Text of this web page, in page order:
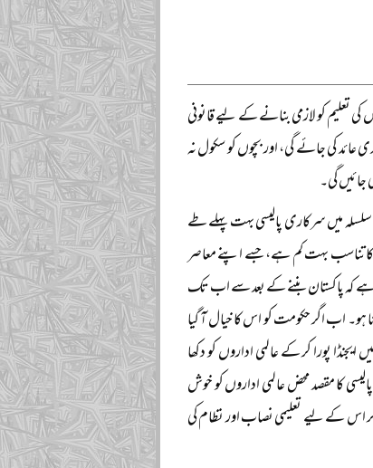
میں بچوں کی تعلیم کو لازمی بنانے کے لیے قانونی
عائد کی جائے گی، اور بچوں کو سکول نہ
گی۔
میں سرکاری پالیسی بہت پہلے طے
کا تناسب بہت کم ہے، جسے اپنے معاصر
کہ پاکستان بننے کے بعد سے اب تک
ہو۔ اب اگر حکومت کو اس کا خیال آ گیا
پورا کر کے عالمی اداروں کو دکھا
کا مقصد محض عالمی اداروں کو خوش
کر اس کے لیے تعلیمی نصاب اور نظام کی